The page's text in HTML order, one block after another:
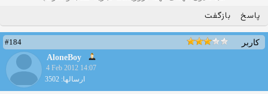
پاسخ بازگفت
کاربر
#184
AloneBoy
4 Feb 2012 14:07
ارسالها: 3502